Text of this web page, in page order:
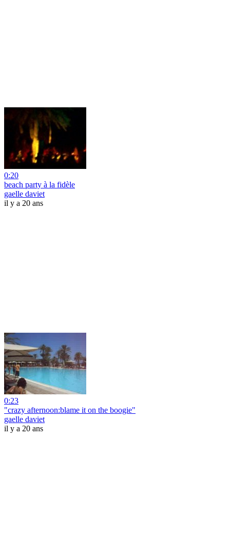
0:20
beach party à la fidèle
gaelle daviet
il y a 20 ans
0:23
"crazy afternoon:blame it on the boogie"
gaelle daviet
il y a 20 ans